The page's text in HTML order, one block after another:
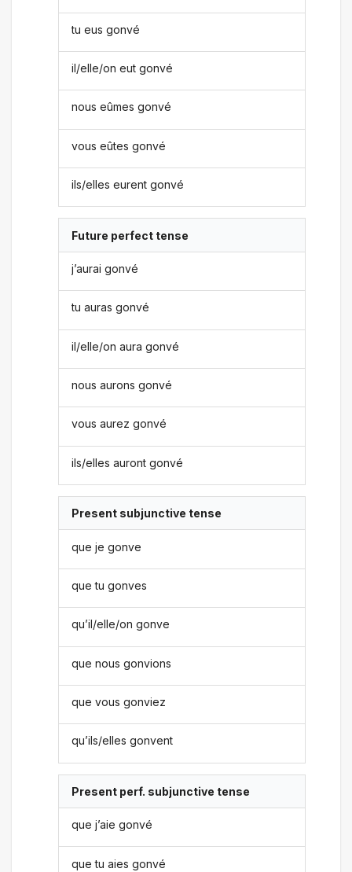
tu eus gonvé
il/elle/on eut gonvé
nous eûmes gonvé
vous eûtes gonvé
ils/elles eurent gonvé
Future perfect tense
j’aurai gonvé
tu auras gonvé
il/elle/on aura gonvé
nous aurons gonvé
vous aurez gonvé
ils/elles auront gonvé
Present subjunctive tense
que je gonve
que tu gonves
qu’il/elle/on gonve
que nous gonvions
que vous gonviez
qu’ils/elles gonvent
Present perf. subjunctive tense
que j’aie gonvé
que tu aies gonvé